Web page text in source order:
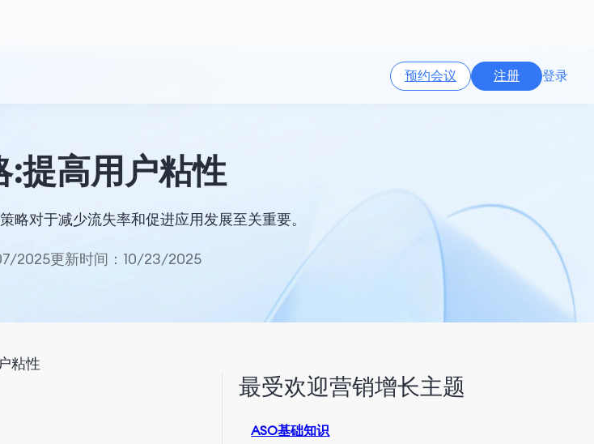
预约会议 注册 登录
:提高用户粘性
略对于减少流失率和促进应用发展至关重要。
2025更新时间：10/23/2025
粘性
最受欢迎营销增长主题
ASO基础知识